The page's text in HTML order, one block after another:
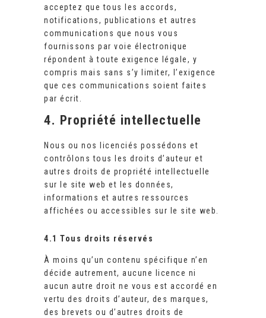
acceptez que tous les accords,
notifications, publications et autres
communications que nous vous
fournissons par voie électronique
répondent à toute exigence légale, y
compris mais sans s’y limiter, l’exigence
que ces communications soient faites
par écrit.
4. Propriété intellectuelle
Nous ou nos licenciés possédons et
contrôlons tous les droits d’auteur et
autres droits de propriété intellectuelle
sur le site web et les données,
informations et autres ressources
affichées ou accessibles sur le site web.
4.1 Tous droits réservés
À moins qu’un contenu spécifique n’en
décide autrement, aucune licence ni
aucun autre droit ne vous est accordé en
vertu des droits d’auteur, des marques,
des brevets ou d’autres droits de